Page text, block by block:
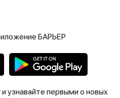
БАРЬЕР
узнавайте первыми о новых